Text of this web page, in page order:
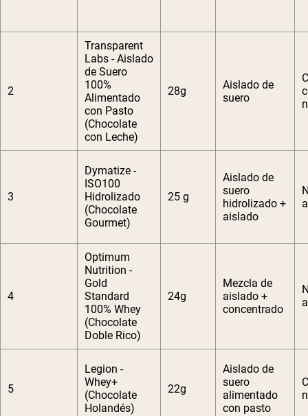
2
Transparent
Labs - Aislado
de Suero
100%
Alimentado
con Pasto
(Chocolate
con Leche)
28g
Aislado de
suero
3
Dymatize -
ISO100
Hidrolizado
(Chocolate
Gourmet)
25 g
Aislado de
suero
hidrolizado +
aislado
4
Optimum
Nutrition -
Gold
Standard
100% Whey
(Chocolate
Doble Rico)
24g
Mezcla de
aislado +
concentrado
5
Legion -
Whey+
(Chocolate
Holandés)
22g
Aislado de
suero
alimentado
con pasto